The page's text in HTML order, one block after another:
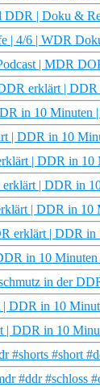
DDR | Doku &
| 4/6 | WDR
| MDR
erklärt |
in 10
| DDR in 10
| DDR in
erklärt | DDR in
| DDR in
erklärt | DDR
in 10
in der
| DDR in 10
| DDR in 10
#shorts #short
#ddr #schloss